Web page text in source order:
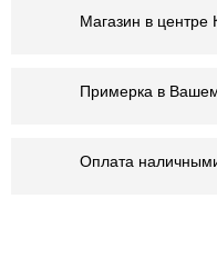
Магазин в центре
Примерка в
Оплата